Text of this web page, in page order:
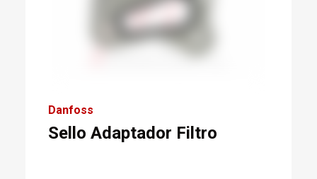
Danfoss
Sello Adaptador Filtro